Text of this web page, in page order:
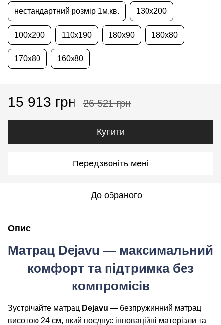
нестандартний розмір 1м.кв. 130x200
100x200 110x190 180x90 180x80
170x80 160x80
15 913 грн 26 521 грн
Купити
Передзвоніть мені
До обраного
Опис
Матрац Dejavu — максимальний
комфорт та підтримка без
компромісів
Зустрічайте матрац Dejavu — безпружинний матрац
висотою 24 см, який поєднує інноваційні матеріали та